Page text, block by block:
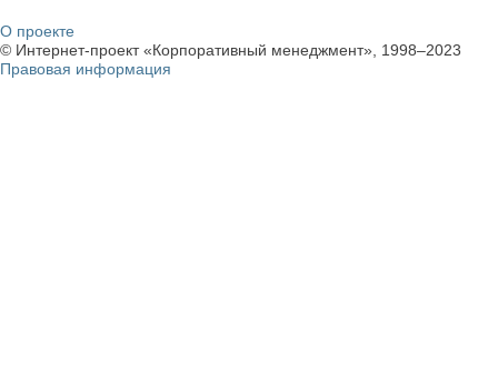
О проекте
© Интернет-проект «Корпоративный менеджмент», 1998–2023
Правовая информация